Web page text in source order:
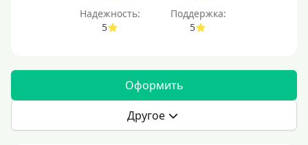
Надежность:
5
Поддержка:
5
Оформить
Другое